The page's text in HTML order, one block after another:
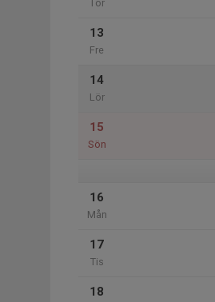
Tor
13
Fre
14
Lör
15
Sön
16
Mån
17
Tis
18